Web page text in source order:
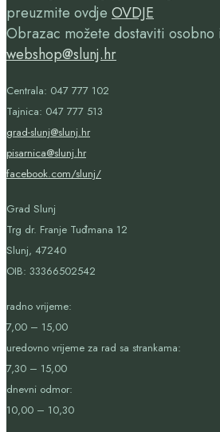
preuzmite ovdje OVDJE
Obrazac možete dostaviti
webshop@slunj.hr
Centrala: 047 777 102
Tajnica: 047 777 513
grad-slunj@slunj.hr
pisarnica@slunj.hr
facebook.com/slunj/
Grad Slunj
Trg dr. Franje Tuđmana 12
Slunj, 47240
OIB: 33366502542
radno vrijeme:
7,00 – 15,00
uredovno vrijeme za rad sa strankama:
7,30 – 15,00
dnevni odmor:
10,00 – 10,30